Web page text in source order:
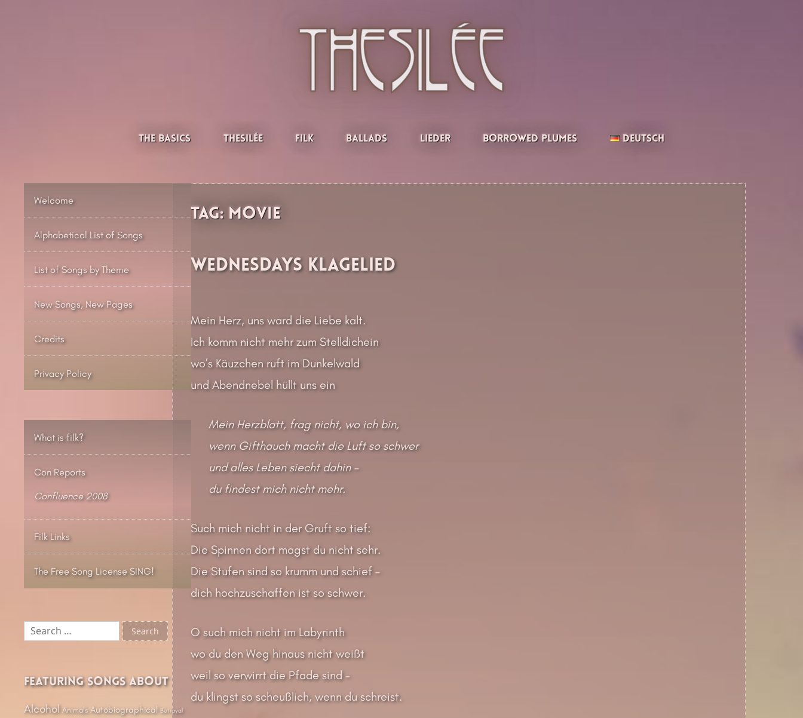
Thesilée – Filk & Folk
The Basics Thesilée Filk Ballads Lieder Borrowed Plumes Deutsch
Tag: Movie
Wednesdays Klagelied
Mein Herz, uns ward die Liebe kalt.
Ich komm nicht mehr zum Stelldichein
wo’s Käuzchen ruft im Dunkelwald
und Abendnebel hüllt uns ein
Mein Herzblatt, frag nicht, wo ich bin,
wenn Gifthauch macht die Luft so schwer
und alles Leben siecht dahin –
du findest mich nicht mehr.
Such mich nicht in der Gruft so tief:
Die Spinnen dort magst du nicht sehr.
Die Stufen sind so krumm und schief –
dich hochzuschaffen ist so schwer.
O such mich nicht im Labyrinth
wo du den Weg hinaus nicht weißt
weil so verwirrt die Pfade sind –
du klingst so scheußlich, wenn du schreist.
Welcome
Alphabetical List of Songs
List of Songs by Theme
New Songs, New Pages
Credits
Privacy Policy
What is filk?
Con Reports
Confluence 2008
Filk Links
The Free Song License SING!
Search
for:
Featuring songs about
Alcohol Animals Autobiographical Betrayal